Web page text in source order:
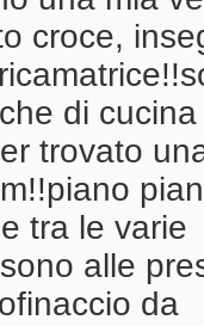
croce,
di
trovato
tra le varie
alle
da